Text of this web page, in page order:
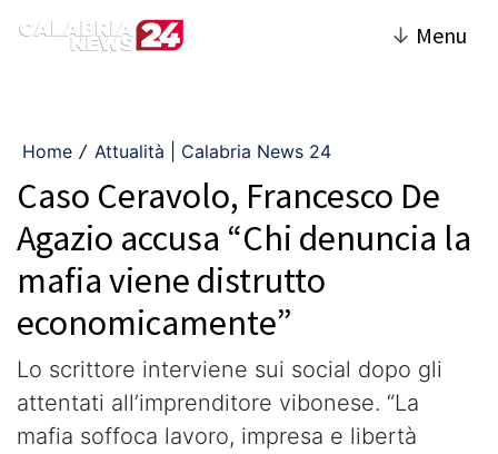
↓ Menu
Home / Attualità | Calabria News 24
Caso Ceravolo, Francesco De
Agazio accusa “Chi denuncia la
mafia viene distrutto
economicamente”
Lo scrittore interviene sui social dopo gli
attentati all’imprenditore vibonese. “La
mafia soffoca lavoro, impresa e libertà